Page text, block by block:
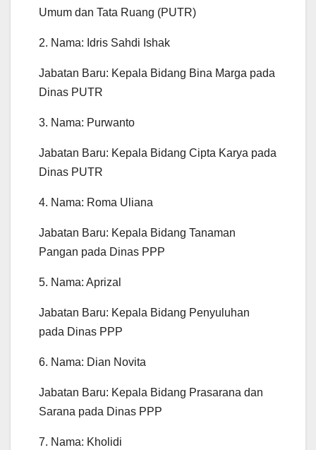
Umum dan Tata Ruang (PUTR)
2. Nama: Idris Sahdi Ishak
Jabatan Baru: Kepala Bidang Bina Marga pada
Dinas PUTR
3. Nama: Purwanto
Jabatan Baru: Kepala Bidang Cipta Karya pada
Dinas PUTR
4. Nama: Roma Uliana
Jabatan Baru: Kepala Bidang Tanaman
Pangan pada Dinas PPP
5. Nama: Aprizal
Jabatan Baru: Kepala Bidang Penyuluhan
pada Dinas PPP
6. Nama: Dian Novita
Jabatan Baru: Kepala Bidang Prasarana dan
Sarana pada Dinas PPP
7. Nama: Kholidi